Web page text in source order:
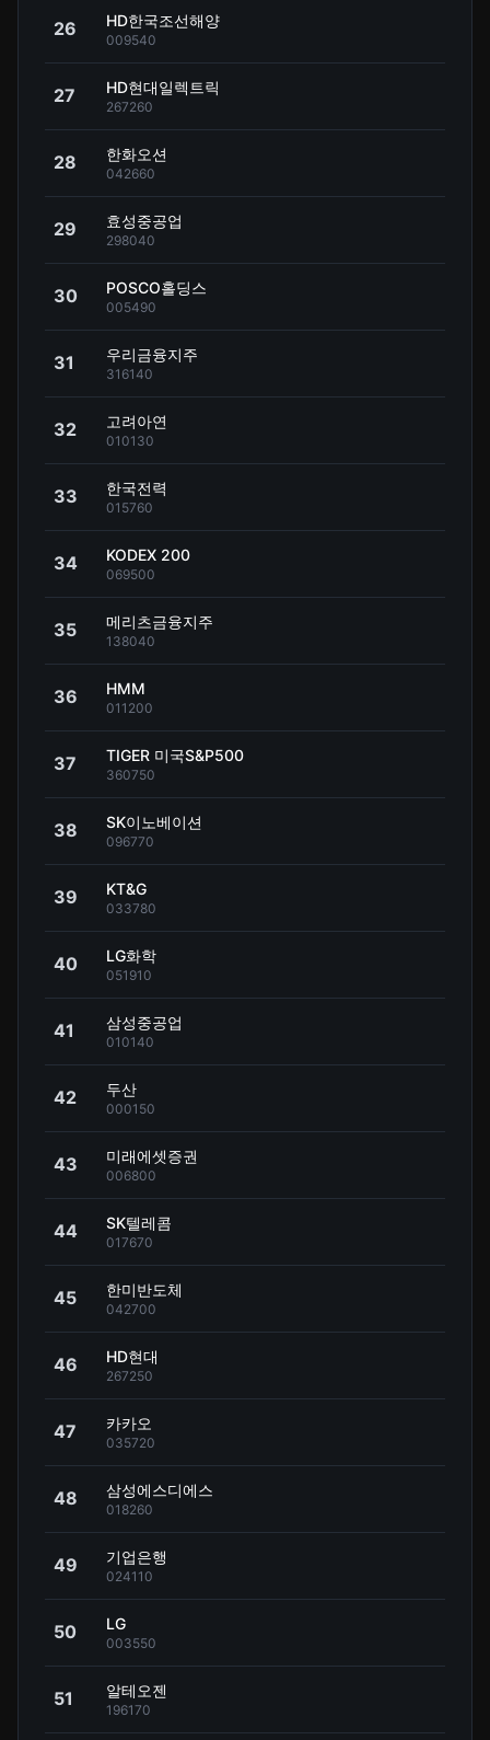
26 HD한국조선해양
009540
27 HD현대일렉트릭
267260
28 한화오션
042660
29 효성중공업
298040
30 POSCO홀딩스
005490
31 우리금융지주
316140
32 고려아연
010130
33 한국전력
015760
34 KODEX 200
069500
35 메리츠금융지주
138040
36 HMM
011200
37 TIGER 미국S&P500
360750
38 SK이노베이션
096770
39 KT&G
033780
40 LG화학
051910
41 삼성중공업
010140
42 두산
000150
43 미래에셋증권
006800
44 SK텔레콤
017670
45 한미반도체
042700
46 HD현대
267250
47 카카오
035720
48 삼성에스디에스
018260
49 기업은행
024110
50 LG
003550
51 알테오젠
196170